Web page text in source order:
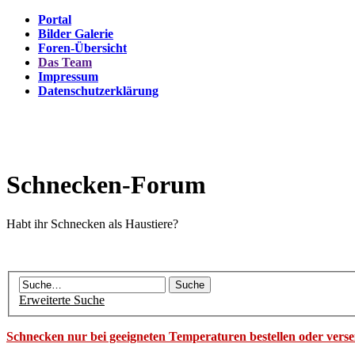
Portal
Bilder Galerie
Foren-Übersicht
Das Team
Impressum
Datenschutzerklärung
Schnecken-Forum
Habt ihr Schnecken als Haustiere?
Erweiterte Suche
Schnecken nur bei geeigneten Temperaturen bestellen oder